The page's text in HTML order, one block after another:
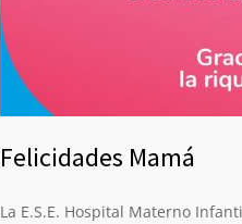
Felicidades Mamá
La E.S.E. Hospital Materno